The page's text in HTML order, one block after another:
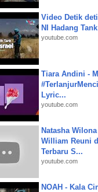
Video Detik
NI Hadang
youtube.com
Tiara Andini -
Lyric...
youtube.com
Natasha
William Reuni
Terbaru S...
youtube.com
NOAH - Kala